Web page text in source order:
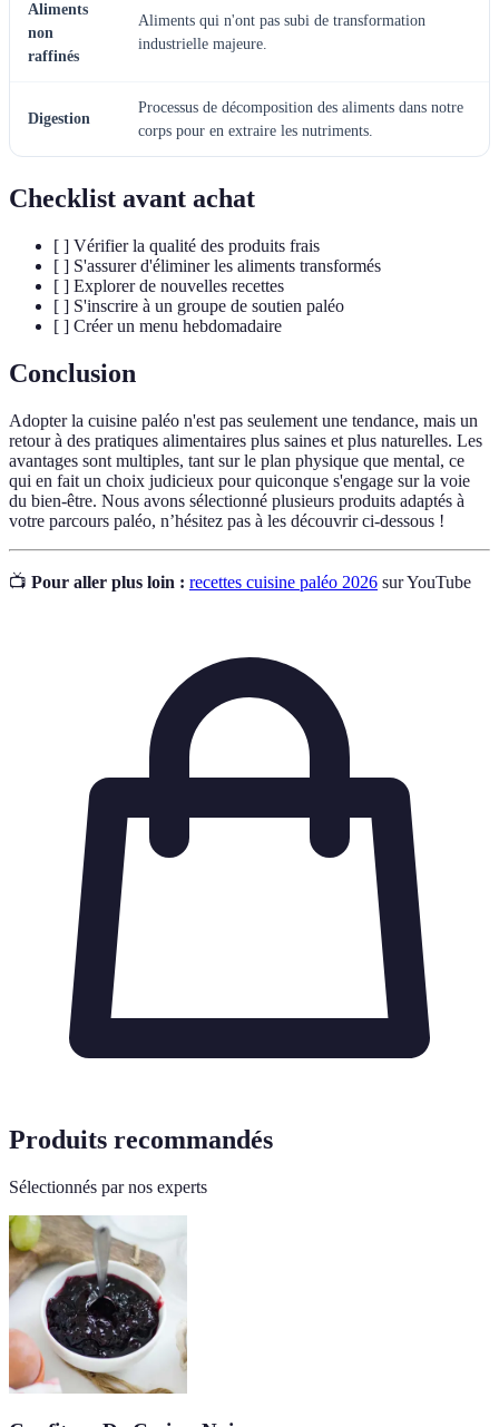
Aliments
non
raffinés
Aliments qui n'ont pas subi de transformation
industrielle majeure.
Digestion
Processus de décomposition des aliments dans notre
corps pour en extraire les nutriments.
Checklist avant achat
[ ] Vérifier la qualité des produits frais
[ ] S'assurer d'éliminer les aliments transformés
[ ] Explorer de nouvelles recettes
[ ] S'inscrire à un groupe de soutien paléo
[ ] Créer un menu hebdomadaire
Conclusion
Adopter la cuisine paléo n'est pas seulement une tendance, mais un
retour à des pratiques alimentaires plus saines et plus naturelles. Les
avantages sont multiples, tant sur le plan physique que mental, ce
qui en fait un choix judicieux pour quiconque s'engage sur la voie
du bien-être. Nous avons sélectionné plusieurs produits adaptés à
votre parcours paléo, n’hésitez pas à les découvrir ci-dessous !
📺 Pour aller plus loin : recettes cuisine paléo 2026 sur YouTube
Produits recommandés
Sélectionnés par nos experts